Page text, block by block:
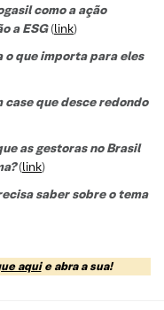
como a ação
a ESG(link)
o que importa para eles
case que desce redondo
as gestoras no Brasil
(link)
saber sobre o tema
aquie abra a sua!